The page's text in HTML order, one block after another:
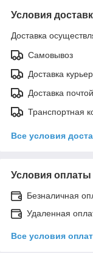
Условия
Доставка
Самовывоз
Доставка
Доставка почтой
Транспортная
Все условия
Условия оплаты
Безналичная
Удаленная
Все условия